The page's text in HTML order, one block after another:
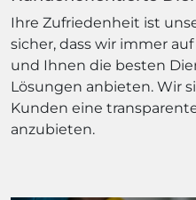
Ihre Zufriedenheit ist
sicher, dass wir immer
und Ihnen die besten
Lösungen anbieten. Wir
Kunden eine
anzubieten.